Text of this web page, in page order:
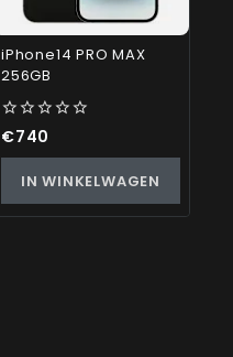
iPhone14 PRO MAX
256GB
0
€740
IN WINKELWAGEN